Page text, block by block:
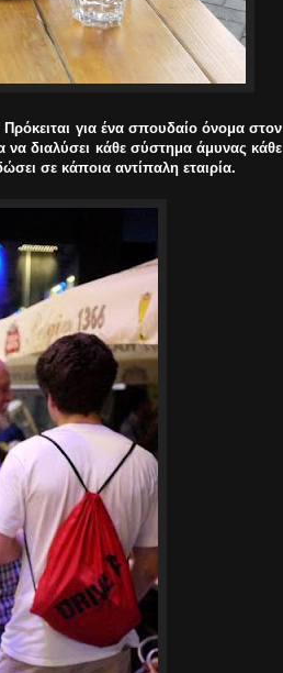
για ένα σπουδαίο όνομα στον
να διαλύσει κάθε σύστημα άμυνας κάθε
σε κάποια αντίπαλη εταιρία.